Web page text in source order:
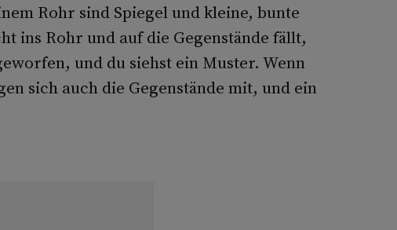
Rohr sind Spiegel und kleine, bunte
ins Rohr und auf die Gegenstände fällt,
und du siehst ein Muster. Wenn
sich auch die Gegenstände mit, und ein